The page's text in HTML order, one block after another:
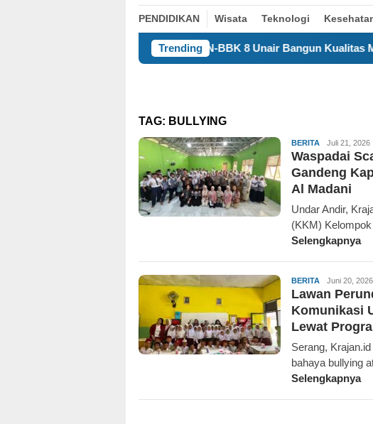
PENDIDIKAN Wisata Teknologi
Trending
KKN-BBK 8 Unair Bangun Kualitas Manusia Desa
TAG: BULLYING
BERITA Redaksi
Krajan.id
Juli 21, 2026
Waspadai
Gandeng
Al Madani
Undar Andir,
(KKM)
Selengkapnya
BERITA Redaksi
Krajan.id
Juni 20, 2026
Lawan
Komunikasi
Lewat
Serang,
bahaya bullying
Selengkapnya